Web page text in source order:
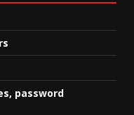
password